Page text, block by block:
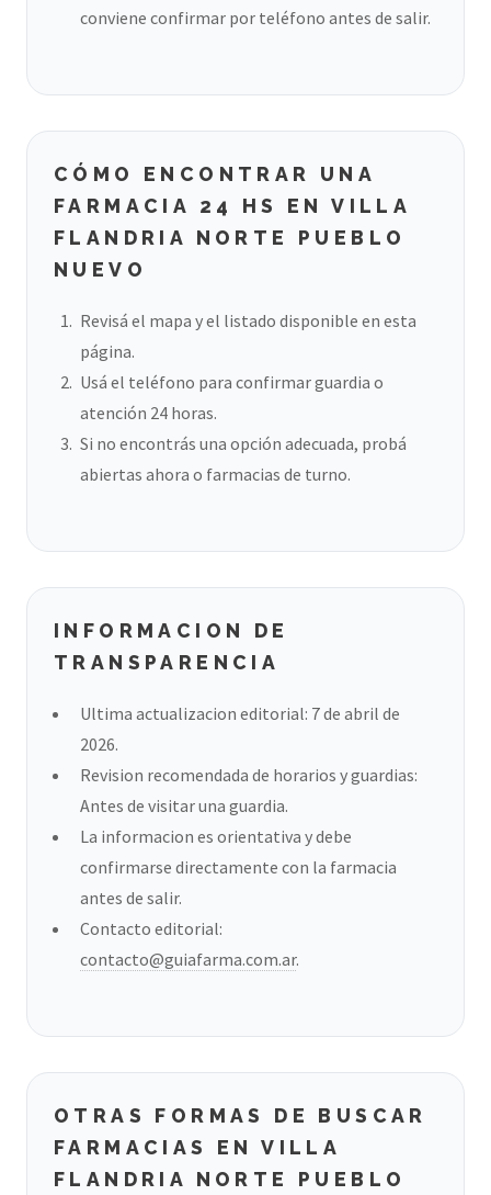
conviene confirmar por teléfono antes de salir.
CÓMO ENCONTRAR UNA
FARMACIA 24 HS EN VILLA
FLANDRIA NORTE PUEBLO
NUEVO
Revisá el mapa y el listado disponible en esta
página.
Usá el teléfono para confirmar guardia o
atención 24 horas.
Si no encontrás una opción adecuada, probá
abiertas ahora o farmacias de turno.
INFORMACION DE
TRANSPARENCIA
Ultima actualizacion editorial: 7 de abril de
2026.
Revision recomendada de horarios y guardias:
Antes de visitar una guardia.
La informacion es orientativa y debe
confirmarse directamente con la farmacia
antes de salir.
Contacto editorial:
contacto@guiafarma.com.ar.
OTRAS FORMAS DE BUSCAR
FARMACIAS EN VILLA
FLANDRIA NORTE PUEBLO